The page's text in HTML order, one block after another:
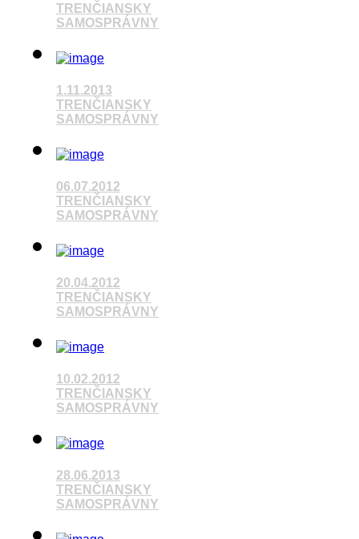
TRENČIANSKY
SAMOSPRÁVNY
Pozrieť video
1.11.2013
TRENČIANSKY
SAMOSPRÁVNY
Pozrieť video
06.07.2012
TRENČIANSKY
SAMOSPRÁVNY
Pozrieť video
20.04.2012
TRENČIANSKY
SAMOSPRÁVNY
Pozrieť video
10.02.2012
TRENČIANSKY
SAMOSPRÁVNY
Pozrieť video
28.06.2013
TRENČIANSKY
SAMOSPRÁVNY